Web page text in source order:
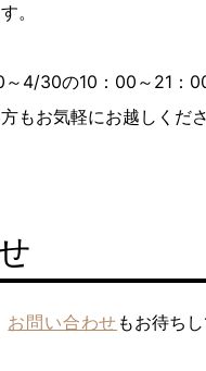
。
4/30の10：00～21：
もお気軽にお越しくださ
お問い合わせ もお待ち